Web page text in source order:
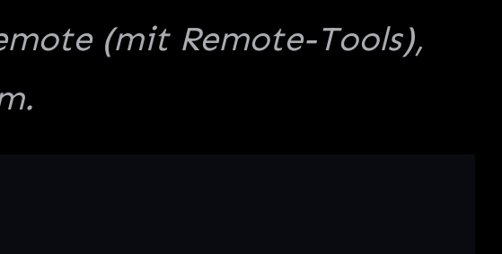
(mit Remote-Tools),